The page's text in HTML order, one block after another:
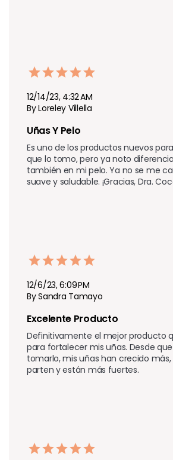
12/14/23, 4:32 AM
By Loreley Villella
Uñas Y Pelo
Es uno de los productos nuevos
que lo tomo, pero ya noto
también en mi pelo. Ya no se me
suave y saludable. ¡Gracias, Dra.
12/6/23, 6:09 PM
By Sandra Tamayo
Excelente Producto
Definitivamente el mejor producto
para fortalecer mis uñas. Desde
tomarlo, mis uñas han crecido
parten y están más fuertes.